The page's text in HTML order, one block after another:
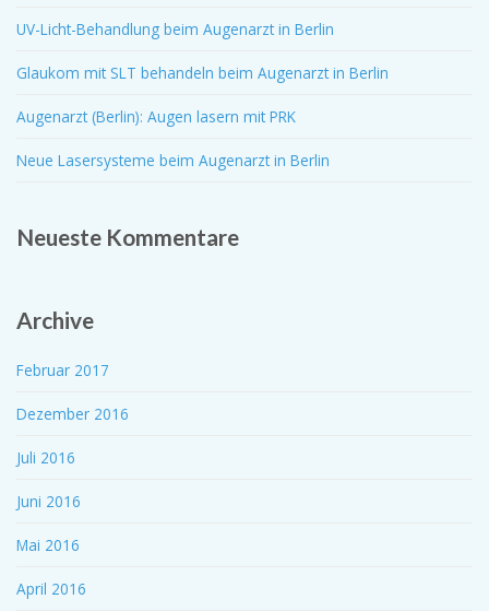
UV-Licht-Behandlung beim Augenarzt in Berlin
Glaukom mit SLT behandeln beim Augenarzt in Berlin
Augenarzt (Berlin): Augen lasern mit PRK
Neue Lasersysteme beim Augenarzt in Berlin
Neueste Kommentare
Archive
Februar 2017
Dezember 2016
Juli 2016
Juni 2016
Mai 2016
April 2016